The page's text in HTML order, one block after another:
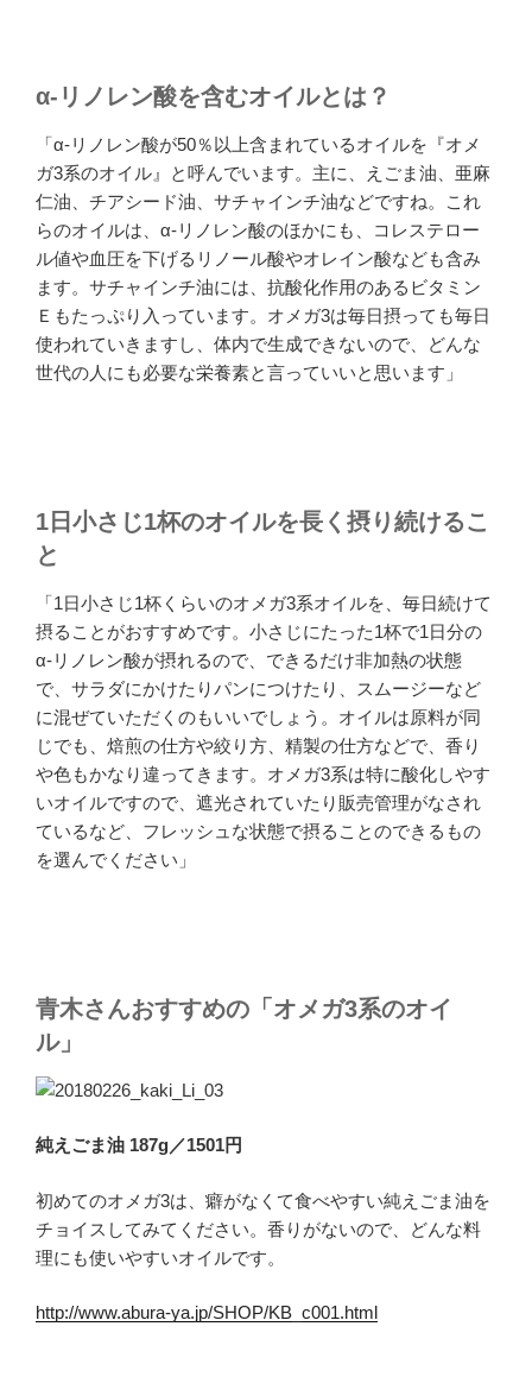
α-リノレン酸を含むオイルとは？
「α-リノレン酸が50％以上含まれているオイルを『オメ
ガ3系のオイル』と呼んでいます。主に、えごま油、亜麻
仁油、チアシード油、サチャインチ油などですね。これ
らのオイルは、α-リノレン酸のほかにも、コレステロー
ル値や血圧を下げるリノール酸やオレイン酸なども含み
ます。サチャインチ油には、抗酸化作用のあるビタミン
Ｅもたっぷり入っています。オメガ3は毎日摂っても毎日
使われていきますし、体内で生成できないので、どんな
世代の人にも必要な栄養素と言っていいと思います」
1日小さじ1杯のオイルを長く摂り続けるこ
と
「1日小さじ1杯くらいのオメガ3系オイルを、毎日続けて
摂ることがおすすめです。小さじにたった1杯で1日分の
α-リノレン酸が摂れるので、できるだけ非加熱の状態
で、サラダにかけたりパンにつけたり、スムージーなど
に混ぜていただくのもいいでしょう。オイルは原料が同
じでも、焙煎の仕方や絞り方、精製の仕方などで、香り
や色もかなり違ってきます。オメガ3系は特に酸化しやす
いオイルですので、遮光されていたり販売管理がなされ
ているなど、フレッシュな状態で摂ることのできるもの
を選んでください」
青木さんおすすめの「オメガ3系のオイ
ル」
純えごま油 187g／1501円
初めてのオメガ3は、癖がなくて食べやすい純えごま油を
チョイスしてみてください。香りがないので、どんな料
理にも使いやすいオイルです。
http://www.abura-ya.jp/SHOP/KB_c001.html